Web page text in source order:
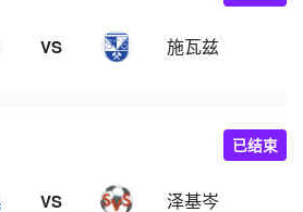
VS 施瓦兹
VS 泽基岑
已结束